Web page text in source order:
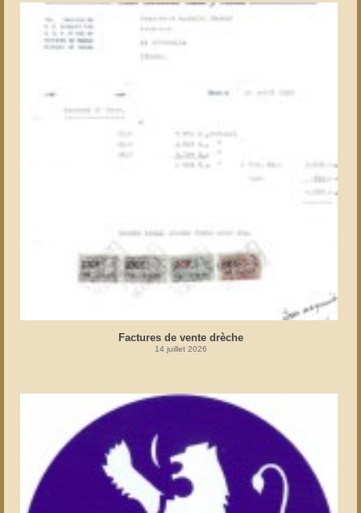
Factures de vente drèche
14 juillet 2026